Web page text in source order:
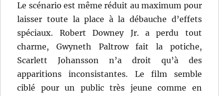
Le scénario est même réduit au maximum pour
laisser toute la place à la débauche d’effets
spéciaux. Robert Downey Jr. a perdu tout
charme, Gwyneth Paltrow fait la potiche,
Scarlett Johansson n’a droit qu’à des
apparitions inconsistantes. Le film semble
ciblé pour un public très jeune comme en